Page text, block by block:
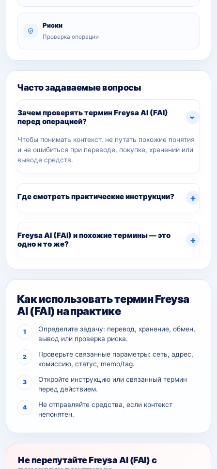
Риски
Проверка операции
Часто задаваемые вопросы
Зачем проверять термин Freysa AI (FAI)
перед операцией?
Чтобы понимать контекст, не путать похожие понятия
и не ошибиться при переводе, покупке, хранении или
выводе средств.
Где смотреть практические инструкции?
Freysa AI (FAI) и похожие термины — это
одно и то же?
Как использовать термин Freysa
AI (FAI) на практике
Определите задачу: перевод, хранение, обмен,
вывод или проверка риска.
Проверьте связанные параметры: сеть, адрес,
комиссию, статус, memo/tag.
Откройте инструкцию или связанный термин
перед действием.
Не отправляйте средства, если контекст
непонятен.
Не перепутайте Freysa AI (FAI) с